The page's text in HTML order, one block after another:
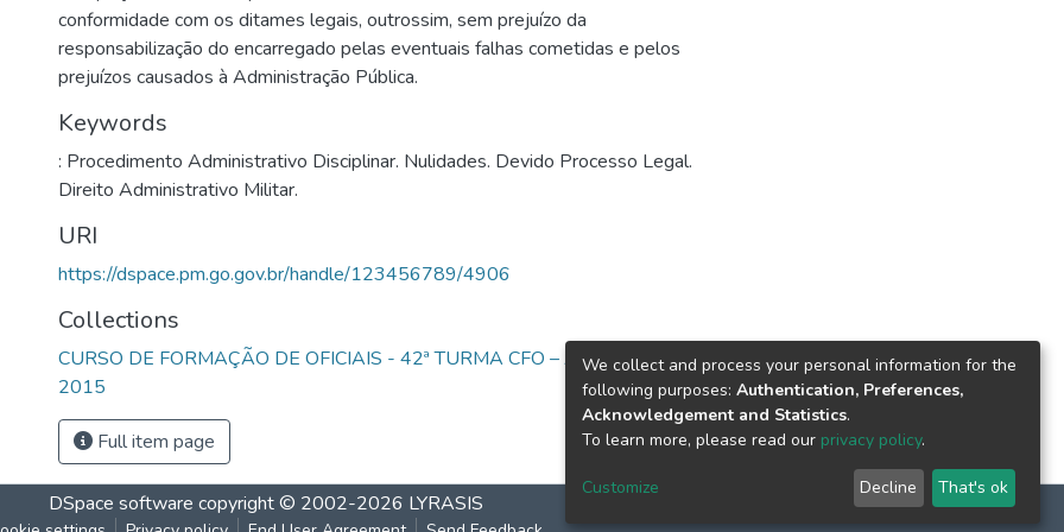
conformidade com os ditames legais, outrossim, sem prejuízo da
responsabilização do encarregado pelas eventuais falhas cometidas e pelos
prejuízos causados à Administração Pública.
Keywords
: Procedimento Administrativo Disciplinar. Nulidades. Devido Processo Legal.
Direito Administrativo Militar.
URI
https://dspace.pm.go.gov.br/handle/123456789/4906
Collections
CURSO DE FORMAÇÃO DE OFICIAIS - 42ª TURMA CFO – ASPIRANTES -
2015
Full item page
DSpace software copyright © 2002-2026 LYRASIS
We collect and process your personal information for the
following purposes: Authentication, Preferences,
Acknowledgement and Statistics.
To learn more, please read our privacy policy.
Customize Decline That's ok